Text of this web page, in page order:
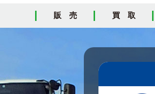
販 売 買 取